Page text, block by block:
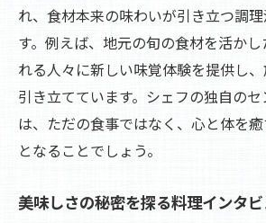
れ、食材本来の味わいが引き立つ調
す。例えば、地元の旬の食材を活か
れる人々に新しい味覚体験を提供し
引き立てています。シェフの独自の
は、ただの食事ではなく、心と体を
となることでしょう。
美味しさの秘密を探る料理インタ